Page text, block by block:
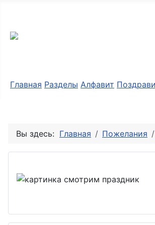
Главная Разделы Алфавит
Вы здесь: Главная Пожелания